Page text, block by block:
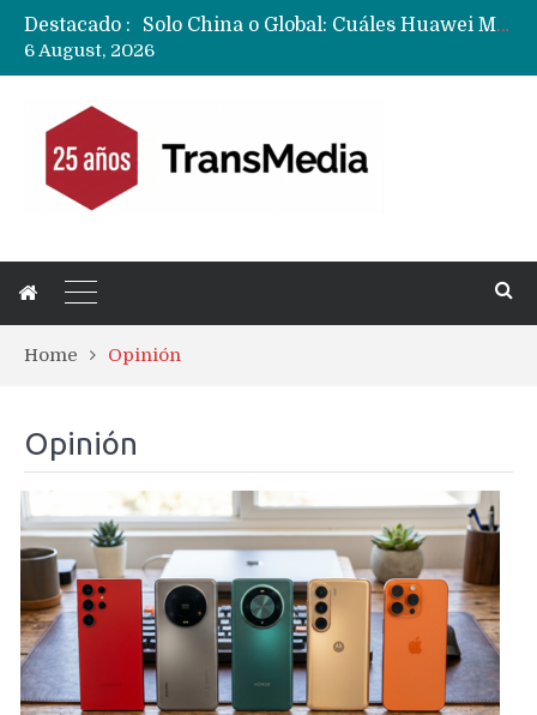
Destacado :
6 August, 2026
Home Opinión
Opinión